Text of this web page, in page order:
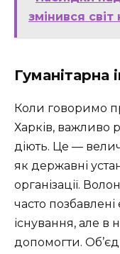
змінився
Гуманітарна
Коли говоримо
Харків, важливо
діють. Це —
як державні
організації.
часто
існування, але в
допомогти.